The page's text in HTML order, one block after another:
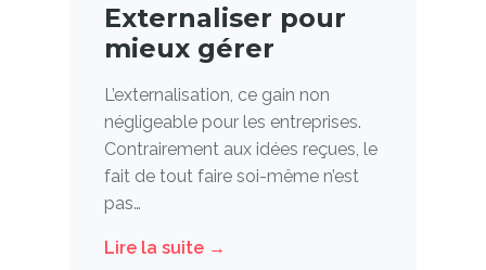
Externaliser pour
mieux gérer
L’externalisation, ce gain non
négligeable pour les entreprises.
Contrairement aux idées reçues, le
fait de tout faire soi-même n’est
pas…
Lire la suite →